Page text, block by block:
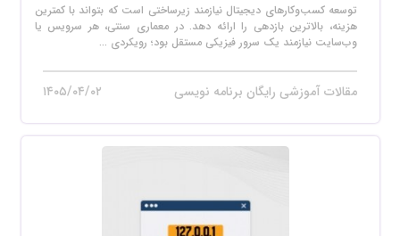
توسعه کسب‌وکارهای دیجیتال نیازمند زیرساختی است که بتواند با کمترین
هزینه، بالاترین بازدهی را ارائه دهد. در معماری سنتی، هر سرویس یا
وب‌سایت نیازمند یک سرور فیزیکی مستقل بود؛ رویکردی ...
مقالات آموزشی رایگان برنامه نویسی ۱۴۰۵/۰۴/۰۲